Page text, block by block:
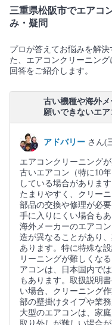
三重県松阪市でエアコ
み・疑問
プロが答えてお悩みを解
た、エアコンクリーニン
回答をご紹介します。
古い機種や海外
願いできないエ
アドバリー さん(
エアコンクリーニング
古いエアコン（特に10
している場合がありま
たまりやすく、クリー
部品の交換や修理が必
手に入りにくい場合も
海外メーカーのエアコ
造が異なることがあり
あります。特に特殊な
リーニングが難しくな
アコンは、日本国内で
もあります。取扱説明
い場合、クリーニング
部の壁掛けタイプや業
大型のエアコンは、家